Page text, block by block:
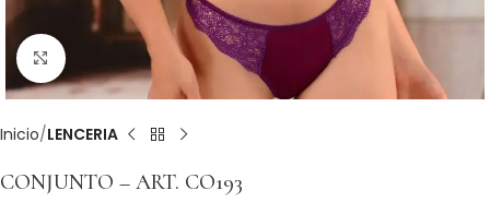
Clic para ampliar
Inicio LENCERIA
CONJUNTO – ART. CO193